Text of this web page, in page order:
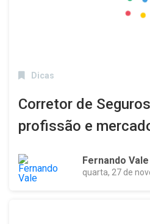
Dicas
Corretor de
profissão e
Fernando Vale
quarta, 27 de